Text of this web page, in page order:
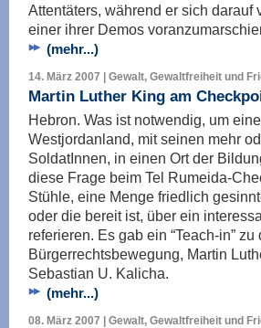
Attentäters, während er sich
einer ihrer Demos
(mehr...)
14. März 2007 | Gewalt, Gewaltfreiheit und
Martin Luther King am
Hebron. Was ist notwendig, um
Westjordanland, mit seinen mehr
SoldatInnen, in einen Ort der
diese Frage beim Tel Rumeida-
Stühle, eine Menge friedlich
oder die bereit ist, über ein
referieren. Es gab ein “Teach-in”
Bürgerrechtsbewegung, Martin
Sebastian U. Kalicha.
(mehr...)
08. März 2007 | Gewalt, Gewaltfreiheit und